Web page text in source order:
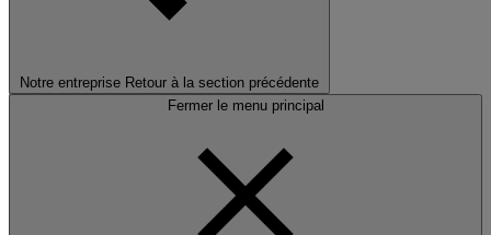
Notre entreprise Retour à la section précédente
Fermer le menu principal